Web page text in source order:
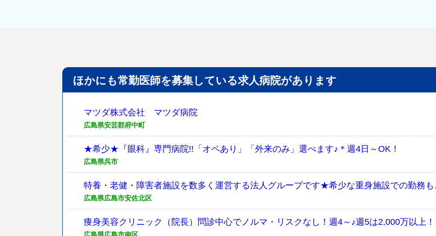
ほかにも常勤医師を募集している求人病院があります
マツダ株式会社 マツダ病院
広島県安芸郡府中町
★希少★『眼科』専門病院!!「オペあり」「外来のみ」選べます♪＊週4日～OK！
広島県呉市
特養・老健・障害者施設を数多く運営する法人グループです★希少な重身施設での勤務も
広島県広島市安佐北区
痩身美容クリニック（院長）問診中心でノルマ・リスクなし！週4～♪週5は2,000万以上！